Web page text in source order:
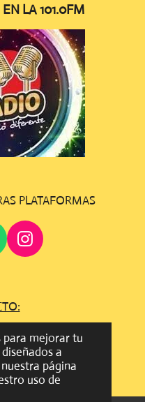
para mejorar tu
a
página
uso de
LA 101.0FM
PLATAFORMAS
I
N
R
A
M
2022 - 2023 DOS FM